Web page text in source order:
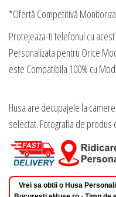
*Ofertă Competitivă
Protejeaza-ti telefonul cu
Personalizata pentru Orice
este Compatibila 100% cu
Husa are decupajele la
selectat. Fotografia de produs
Vrei sa obtii o Husa